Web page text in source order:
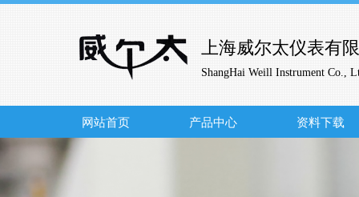
网站首页 产品中心 资料下载
上海威尔太仪表有
ShangHai Weill Instrument Co.,